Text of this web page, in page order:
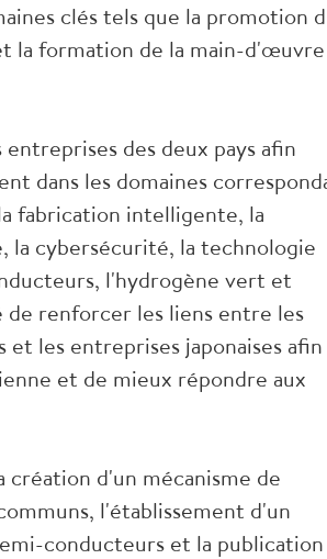
clés tels que la promotion
la formation de la main-d'œuvre
des deux pays afin
dans les domaines
fabrication intelligente, la
cybersécurité, la technologie
l'hydrogène vert et
renforcer les liens entre les
les entreprises japonaises
et de mieux répondre aux
création d'un mécanisme de
l'établissement d'un
conducteurs et la